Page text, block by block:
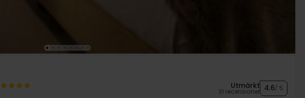
Utmärkt
31 recensioner 4.6/ 5